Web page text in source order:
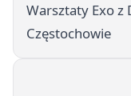
Warsztaty Exo z
Częstochowie